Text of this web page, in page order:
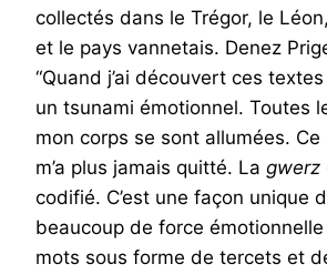
collectés dans le Trégor, le
et le pays vannetais. Denez
“Quand j’ai découvert ces textes
un tsunami émotionnel. Toutes
mon corps se sont allumées.
m’a plus jamais quitté. La gwerz
codifié. C’est une façon unique
beaucoup de force
mots sous forme de tercets et